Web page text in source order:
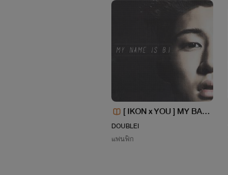
[ IKON x YOU ] MY BAD
GIRL
DOUBLEI
แฟนฟิก